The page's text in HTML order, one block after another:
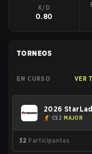
K/D
0.80
TORNEOS
EN CURSO VER
2026
CS2 MAJOR
32 Participantes